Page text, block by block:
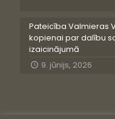
Pateicība Valmieras
kopienai par dalību
izaicinājumā
9. jūnijs, 2026